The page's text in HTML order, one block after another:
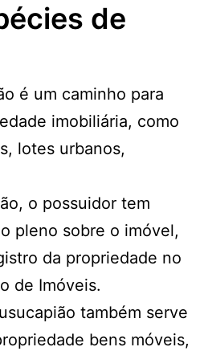
de
é um caminho para
imobiliária, como
lotes urbanos,
o possuidor tem
pleno sobre o imóvel,
da propriedade no
de Imóveis.
também serve
bens móveis,